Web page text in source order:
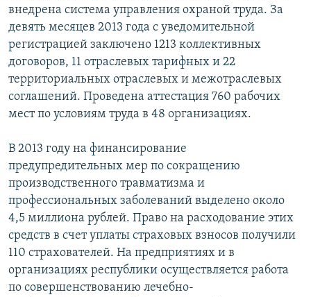
внедрена система управления охраной труда. За
девять месяцев 2013 года с уведомительной
регистрацией заключено 1213 коллективных
договоров, 11 отраслевых тарифных и 22
территориальных отраслевых и межотраслевых
соглашений. Проведена аттестация 760 рабочих
мест по условиям труда в 48 организациях.
В 2013 году на финансирование
предупредительных мер по сокращению
производственного травматизма и
профессиональных заболеваний выделено около
4,5 миллиона рублей. Право на расходование этих
средств в счет уплаты страховых взносов получили
110 страхователей. На предприятиях и в
организациях республики осуществляется работа
по совершенствованию лечебно-